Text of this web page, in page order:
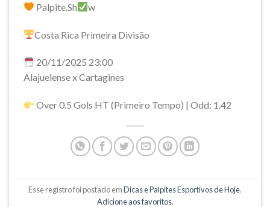
Palpite.Sh w
Costa Rica Primeira Divisão
20/11/2025 23:00
Alajuelense x Cartagines
Over 0.5 Gols HT (Primeiro Tempo) | Odd: 1.42
Esse registro foi postado emDicas e Palpites Esportivos de Hoje.
Adicione aos favoritos.